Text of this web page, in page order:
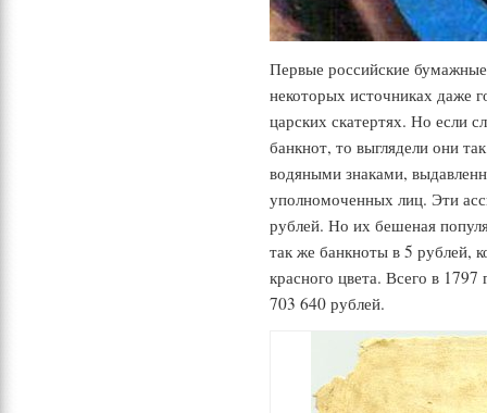
Первые российские
некоторых источниках даже
царских скатертях. Но если
банкнот, то выглядели они
водяными знаками,
уполномоченных лиц. Эти
рублей. Но их бешеная
так же банкноты в 5 рублей,
красного цвета. Всего в
703 640 рублей.